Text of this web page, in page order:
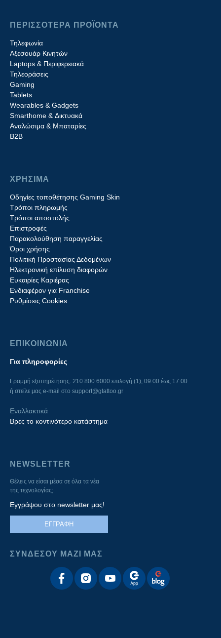
ΠΕΡΙΣΣΟΤΕΡΑ ΠΡΟΪΟΝΤΑ
Τηλεφωνία
Αξεσουάρ Κινητών
Laptops & Περιφερειακά
Τηλεοράσεις
Gaming
Tablets
Wearables & Gadgets
Smarthome & Δικτυακά
Aναλώσιμα & Μπαταρίες
Β2B
ΧΡΗΣΙΜΑ
Οδηγίες τοποθέτησης Gaming Skin
Τρόποι πληρωμής
Τρόποι αποστολής
Επιστροφές
Παρακολούθηση παραγγελίας
Όροι χρήσης
Πολιτική Προστασίας Δεδομένων
Ηλεκτρονική επίλυση διαφορών
Ευκαιρίες Καριέρας
Ενδιαφέρον για Franchise
Ρυθμίσεις Cookies
ΕΠΙΚΟΙΝΩΝΙΑ
Για πληροφορίες
Γραμμή εξυπηρέτησης: 210 800 6000 επιλογή (1), 09:00 έως 17:00
ή στείλε μας e-mail στο support@gtattoo.gr
Εναλλακτικά
Βρες το κοντινότερο κατάστημα
NEWSLETTER
Θέλεις να είσαι μέσα σε όλα τα νέα
της τεχνολογίας;
Εγγράψου στο newsletter μας!
ΕΓΓΡΑΦΗ
ΣΥΝΔΕΣΟΥ ΜΑΖΙ ΜΑΣ